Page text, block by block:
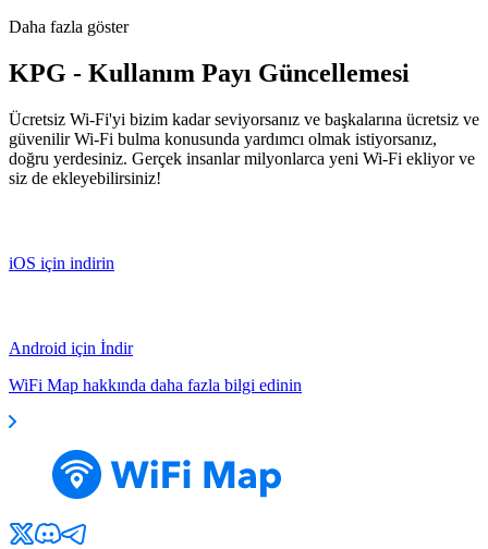
Daha fazla göster
KPG - Kullanım Payı Güncellemesi
Ücretsiz Wi-Fi'yi bizim kadar seviyorsanız ve başkalarına ücretsiz ve
güvenilir Wi-Fi bulma konusunda yardımcı olmak istiyorsanız,
doğru yerdesiniz. Gerçek insanlar milyonlarca yeni Wi-Fi ekliyor ve
siz de ekleyebilirsiniz!
iOS için indirin
Android için İndir
WiFi Map hakkında daha fazla bilgi edinin